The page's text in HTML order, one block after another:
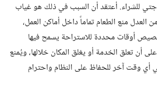
للشراء. أعتقد أن السبب في ذلك هو غياب
العدل منع الطعام تماماً داخل أماكن العمل،
أوقات محددة للاستراحة يسمح فيها
على أن تعلق الخدمة أو يغلق المكان خلالها، ويُمنع
أي وقت آخر للحفاظ على النظام واحترام